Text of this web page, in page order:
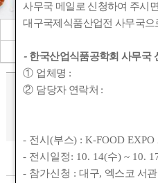
공지사항
회원동정
한국식품산업클러
작성자 : 관리자 작성
사무국 메일로 신청하여 주시
대구국제식품산업전 사무국
- 한국산업식품공학회 사무국
① 업체명 :
② 담당자 연락처 :
- 전시(부스) : K-FOOD EXPO
- 전시일정: 10. 14(수) ~ 10.
- 참가신청 :대구, 엑스코 서